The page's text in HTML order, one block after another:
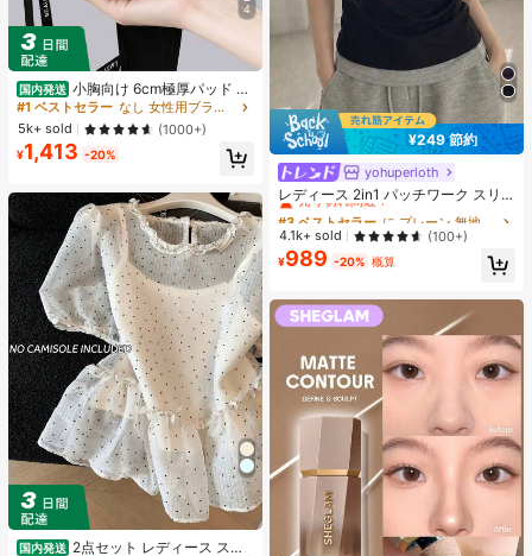
4
国内発送 小胸向け 6cm極厚パッド 盛
りブラ ノンワイヤー 谷間メイク シ
ームレス ボリュームアップ 美胸フィ
ット ブラジャー
#1 ベストセラー
なし 女性用ブラジャーとブラレット
5k+ sold
(1000+)
¥1,413 -20%
国内発送 2点セット レディース スイ
¥249 節約
yohuperloth
レディース 2in1 パッチワーク スリ
ムフィット 多用途 カジュアル 半袖T
シャツ ブラック 夏用
#3 ベストセラー
売り切れ間近！
#3 ベストセラー
売り切れ間近！
#3 ベストセラー
売り切れ間近！
#3 ベストセラー
に プレーン 無地のカジュアルTシャツ
4.1k+ sold (100+)
¥989 -20% 概算